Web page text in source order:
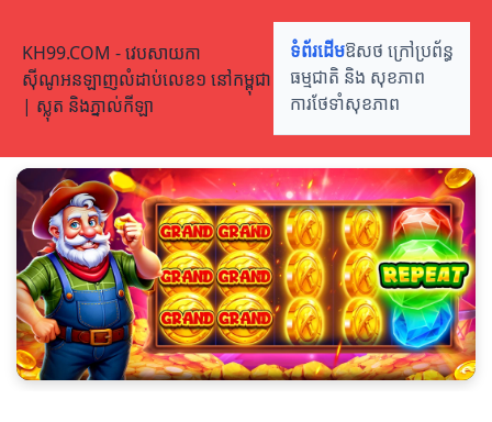
KH99.COM - វេបសាយកា
ស៊ីណូអនឡាញលំដាប់លេខ១ នៅកម្ពុជា
| ស្លុត និងភ្នាល់កីឡា
ទំព័រដើមឱសថ ក្រៅប្រព័ន្ធ
ធម្មជាតិ និង សុខភាព
ការថែទាំសុខភាព